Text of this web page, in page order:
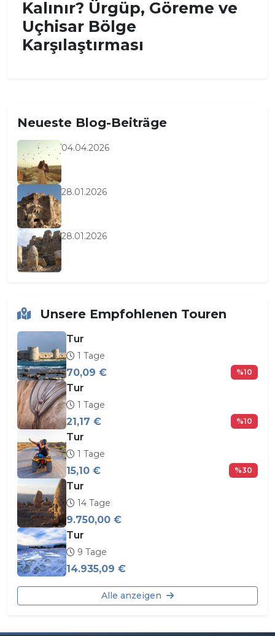
Kalınır? Ürgüp, Göreme ve
Uçhisar Bölge
Karşılaştırması
Neueste Blog-Beiträge
04.04.2026
28.01.2026
28.01.2026
Unsere Empfohlenen Touren
Tur
1 Tage
70,09 € %10
Tur
1 Tage
21,17 € %10
Tur
1 Tage
15,10 € %30
Tur
14 Tage
9.750,00 €
Tur
9 Tage
14.935,09 €
Alle anzeigen